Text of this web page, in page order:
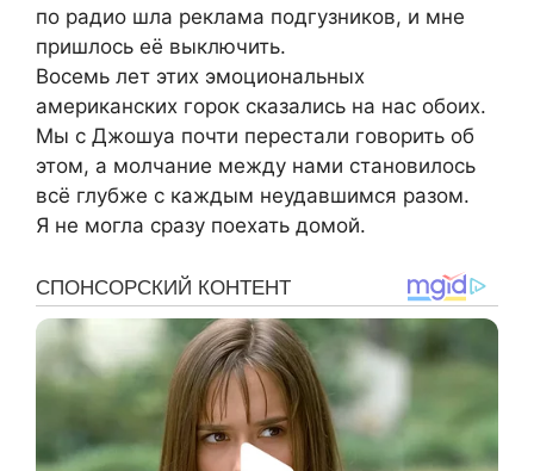
по радио шла реклама подгузников, и мне
пришлось её выключить.
Восемь лет этих эмоциональных
американских горок сказались на нас обоих.
Мы с Джошуа почти перестали говорить об
этом, а молчание между нами становилось
всё глубже с каждым неудавшимся разом.
Я не могла сразу поехать домой.